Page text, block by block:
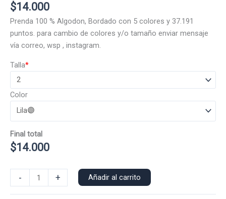
$14.000
Prenda 100 % Algodon, Bordado con 5 colores y 37.191
puntos. para cambio de colores y/o tamaño enviar mensaje
vía correo, wsp , instagram.
*
Talla
Color
Final total
$14.000
-
Manga
+ Añadir al carrito